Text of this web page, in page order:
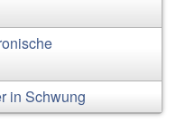
in Schwung